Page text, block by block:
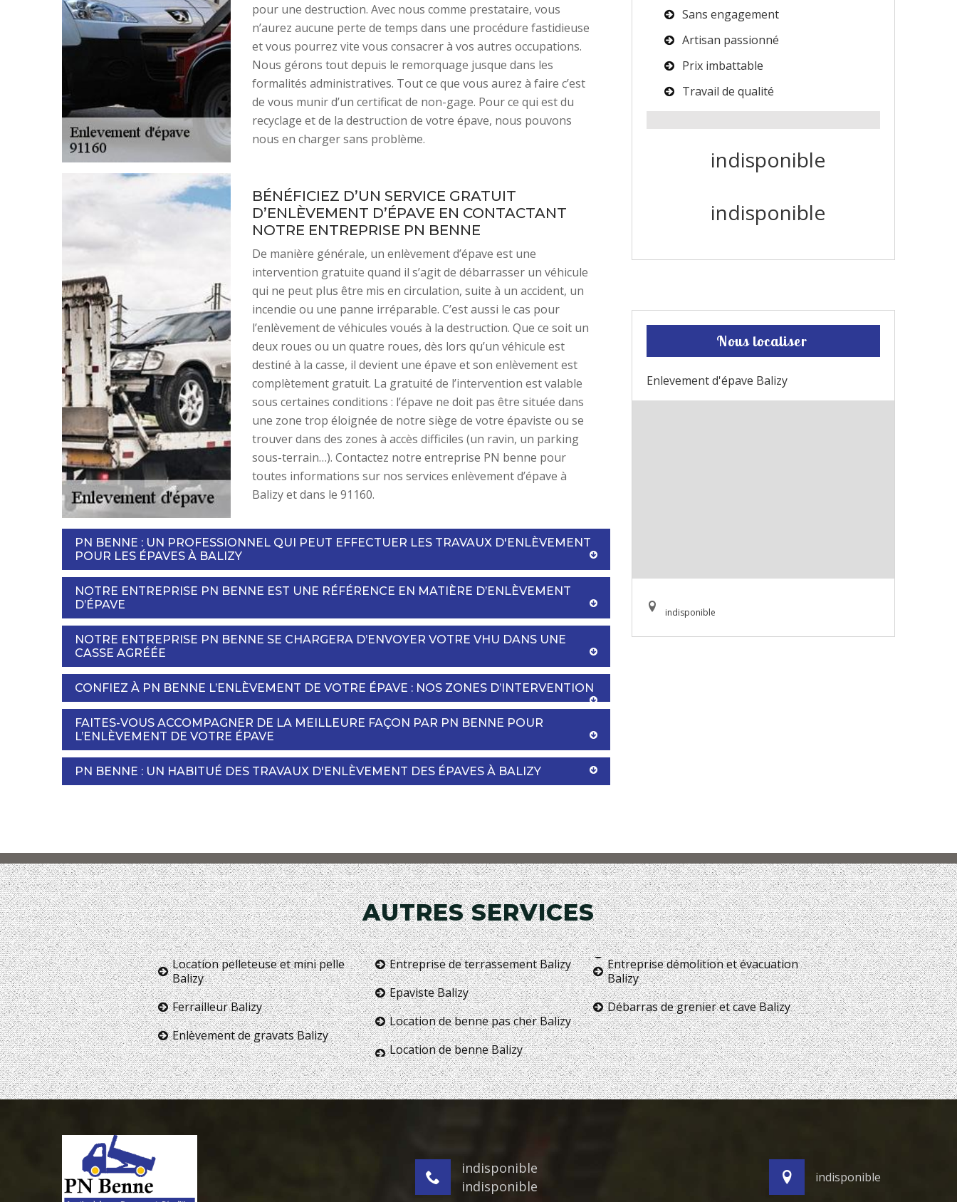
pour une destruction. Avec nous comme prestataire, vous
n’aurez aucune perte de temps dans une procédure fastidieuse
et vous pourrez vite vous consacrer à vos autres occupations.
Nous gérons tout depuis le remorquage jusque dans les
formalités administratives. Tout ce que vous aurez à faire c’est
de vous munir d’un certificat de non-gage. Pour ce qui est du
recyclage et de la destruction de votre épave, nous pouvons
nous en charger sans problème.
BÉNÉFICIEZ D’UN SERVICE GRATUIT
D’ENLÈVEMENT D’ÉPAVE EN CONTACTANT
NOTRE ENTREPRISE PN BENNE
De manière générale, un enlèvement d’épave est une
intervention gratuite quand il s’agit de débarrasser un véhicule
qui ne peut plus être mis en circulation, suite à un accident, un
incendie ou une panne irréparable. C’est aussi le cas pour
l’enlèvement de véhicules voués à la destruction. Que ce soit un
deux roues ou un quatre roues, dès lors qu’un véhicule est
destiné à la casse, il devient une épave et son enlèvement est
complètement gratuit. La gratuité de l’intervention est valable
sous certaines conditions : l’épave ne doit pas être située dans
une zone trop éloignée de notre siège de votre épaviste ou se
trouver dans des zones à accès difficiles (un ravin, un parking
sous-terrain…). Contactez notre entreprise PN benne pour
toutes informations sur nos services enlèvement d’épave à
Balizy et dans le 91160.
PN BENNE : UN PROFESSIONNEL QUI PEUT EFFECTUER LES TRAVAUX D'ENLÈVEMENT
POUR LES ÉPAVES À BALIZY
NOTRE ENTREPRISE PN BENNE EST UNE RÉFÉRENCE EN MATIÈRE D’ENLÈVEMENT
D’ÉPAVE
NOTRE ENTREPRISE PN BENNE SE CHARGERA D’ENVOYER VOTRE VHU DANS UNE
CASSE AGRÉÉE
CONFIEZ À PN BENNE L’ENLÈVEMENT DE VOTRE ÉPAVE : NOS ZONES D’INTERVENTION
FAITES-VOUS ACCOMPAGNER DE LA MEILLEURE FAÇON PAR PN BENNE POUR
L’ENLÈVEMENT DE VOTRE ÉPAVE
PN BENNE : UN HABITUÉ DES TRAVAUX D'ENLÈVEMENT DES ÉPAVES À BALIZY
Sans engagement
Artisan passionné
Prix imbattable
Travail de qualité
indisponible
indisponible
Nous localiser
Enlevement d'épave Balizy
indisponible
AUTRES SERVICES
Location pelleteuse et mini pelle
Balizy
Ferrailleur Balizy
Enlèvement de gravats Balizy
Entreprise de terrassement Balizy
Epaviste Balizy
Location de benne pas cher Balizy
Location de benne Balizy
Entreprise démolition et évacuation
Balizy
Débarras de grenier et cave Balizy
indisponible
indisponible
indisponible